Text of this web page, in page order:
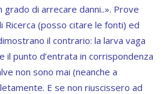
grado di arrecare danni..». Prove
(posso citare le fonti) ed
il contrario: la larva vaga
il punto d’entrata in corrispondenza
non sono mai (neanche a
E se non riuscissero ad